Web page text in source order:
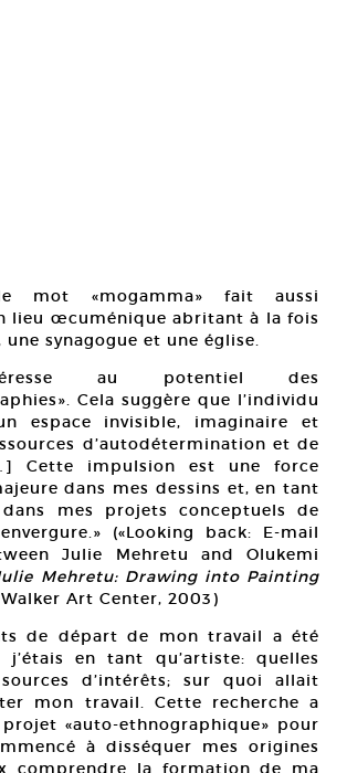
mot «mogamma» fait aussi
lieu œcuménique abritant à la fois
une synagogue et une église.
au potentiel des
Cela suggère que l’individu
espace invisible, imaginaire et
d’autodétermination et de
Cette impulsion est une force
dans mes dessins et, en tant
mes projets conceptuels de
(«Looking back: E-mail
Julie Mehretu and Olukemi
Mehretu: Drawing into Painting
Art Center, 2003)
de départ de mon travail a été
j’étais en tant qu’artiste: quelles
d’intérêts; sur quoi allait
mon travail. Cette recherche a
«auto-ethnographique» pour
à disséquer mes origines
comprendre la formation de ma